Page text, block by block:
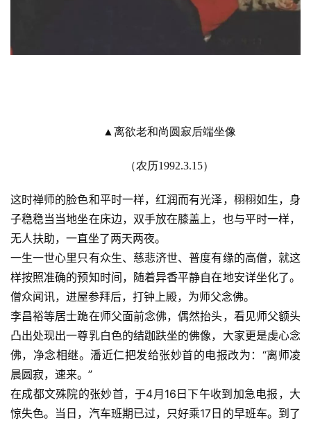
▲离欲老和尚圆寂后端坐像
（农历1992.3.15）
这时禅师的脸色和平时一样，红润而有光泽，栩栩如生，身
子稳稳当当地坐在床边，双手放在膝盖上，也与平时一样，
无人扶助，一直坐了两天两夜。
一生一世心里只有众生、慈悲济世、普度有缘的高僧，就这
样按照准确的预知时间，随着异香平静自在地安详坐化了。
僧众闻讯，进屋参拜后，打钟上殿，为师父念佛。
李昌裕等居士跪在师父面前念佛，偶然抬头，看见师父额头
凸出处现出一尊乳白色的结跏趺坐的佛像，大家更是虔心念
佛，净念相继。潘近仁把发给张妙首的电报改为：“离师凌
晨圆寂，速来。”
在成都文殊院的张妙首，于4月16日下午收到加急电报，大
惊失色。当日，汽车班期已过，只好乘17日的早班车。到了